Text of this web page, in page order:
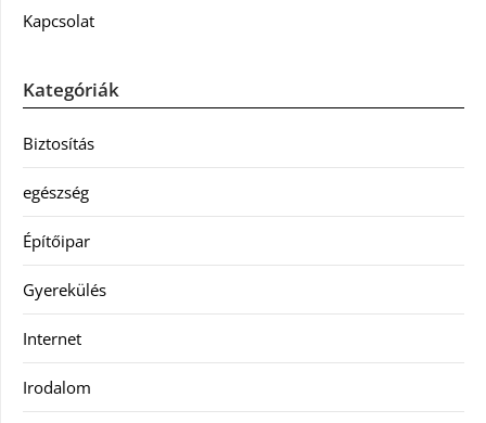
Kapcsolat
Kategóriák
Biztosítás
egészség
Építőipar
Gyerekülés
Internet
Irodalom